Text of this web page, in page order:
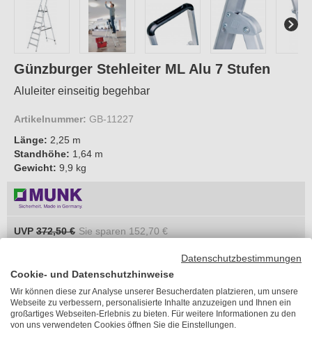
Günzburger Stehleiter ML Alu 7 Stufen
Aluleiter einseitig begehbar
Artikelnummer: GB-11227
Länge: 2,25 m
Standhöhe: 1,64 m
Gewicht: 9,9 kg
UVP 372,50 € Sie sparen 152,70 €
inkl. MwSt.
zzgl. 11,90 €Versandkosten
Lieferzeit 2-5 Arbeitstage
Datenschutzbestimmungen
Cookie- und Datenschutzhinweise
Wir können diese zur Analyse unserer Besucherdaten platzieren, um unsere
Webseite zu verbessern, personalisierte Inhalte anzuzeigen und Ihnen ein
großartiges Webseiten-Erlebnis zu bieten. Für weitere Informationen zu den
von uns verwendeten Cookies öffnen Sie die Einstellungen.